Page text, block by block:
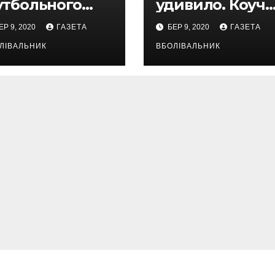
Сергей
9, 2020 ГАЗЕТА
удивило. Коуч
Вольфсбурга
побывал на
матче Шахтера с
Колосом
БЕР 9, 2020 ГАЗЕТА
ВБОЛІВАЛЬНИК